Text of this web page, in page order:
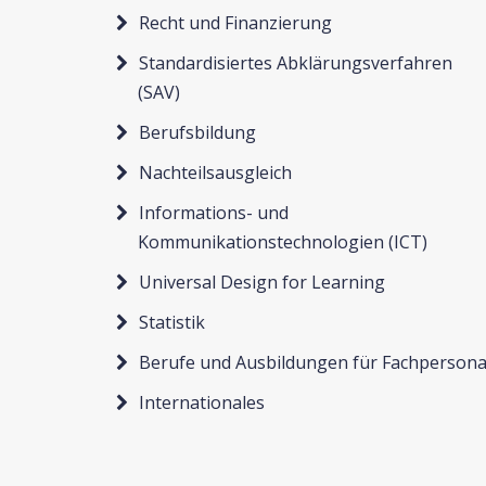
Recht und Finanzierung
Standardisiertes Abklärungsverfahren
(SAV)
Berufsbildung
Nachteilsausgleich
Informations- und
Kommunikationstechnologien (ICT)
Universal Design for Learning
Statistik
Berufe und Ausbildungen für
Internationales